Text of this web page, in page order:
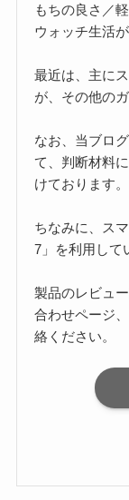
もちの良さ／
ウォッチ生活が
最近は、主に
が、その他の
なお、当ブロ
て、判断材料
けております。
ちなみに、ス
7」を利用して
製品のレビュ
合わせページ
絡ください。